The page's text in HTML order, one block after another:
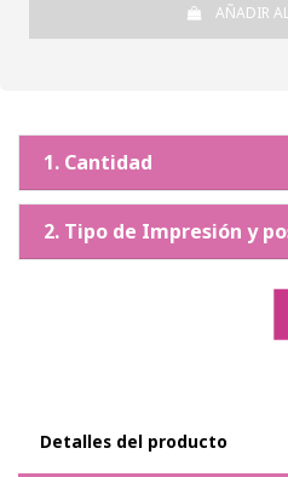
AÑADIR
1. Cantidad
2. Tipo de Impresión y
Detalles del producto